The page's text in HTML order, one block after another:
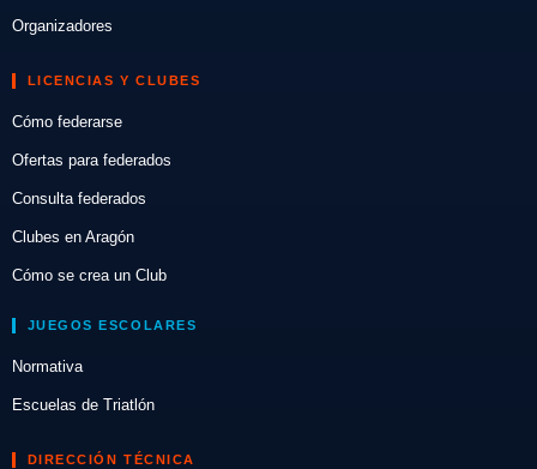
Organizadores
LICENCIAS Y CLUBES
Cómo federarse
Ofertas para federados
Consulta federados
Clubes en Aragón
Cómo se crea un Club
JUEGOS ESCOLARES
Normativa
Escuelas de Triatlón
DIRECCIÓN TÉCNICA